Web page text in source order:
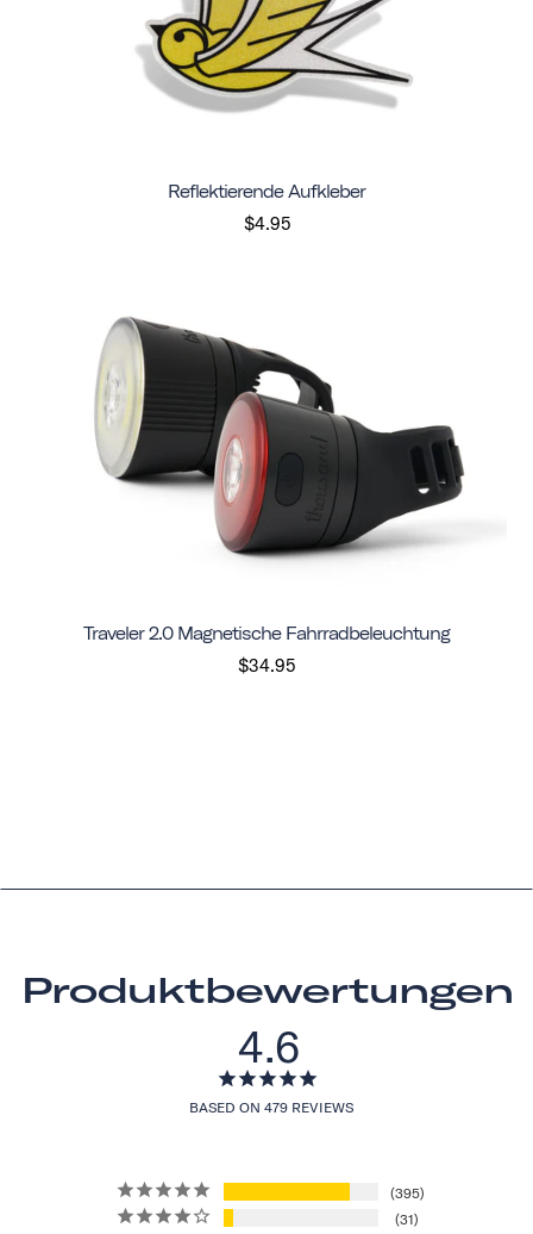
Reflektierende Aufkleber
$4.95
Traveler 2.0 Magnetische Fahrradbeleuchtung
$34.95
Produktbewertungen
4.6
BASED ON 479 REVIEWS
395
31